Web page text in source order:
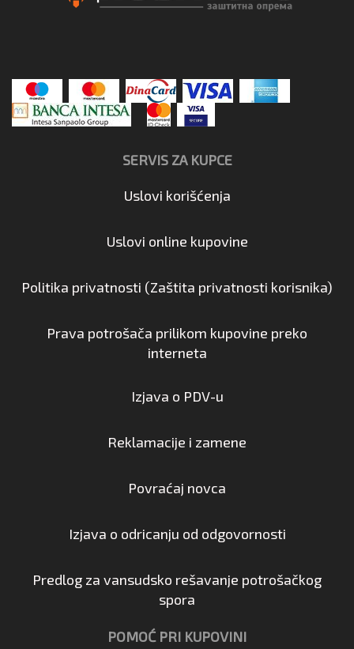
SERVIS ZA KUPCE
Uslovi korišćenja
Uslovi online kupovine
Politika privatnosti (Zaštita privatnosti korisnika)
Prava potrošača prilikom kupovine preko
interneta
Izjava o PDV-u
Reklamacije i zamene
Povraćaj novca
Izjava o odricanju od odgovornosti
Predlog za vansudsko rešavanje potrošačkog
spora
POMOĆ PRI KUPOVINI